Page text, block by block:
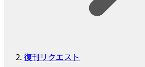
復刊リクエスト